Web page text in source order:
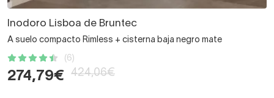
Inodoro Lisboa de Bruntec
A suelo compacto Rimless + cisterna baja negro mate
(6)
274,79€ 424,06€